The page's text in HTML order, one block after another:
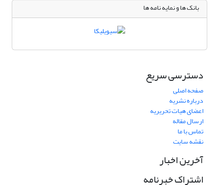
بانک ها و نمایه نامه ها
دسترسی سریع
صفحه اصلی
درباره نشریه
اعضای هیات تحریریه
ارسال مقاله
تماس با ما
نقشه سایت
آخرین اخبار
اشتراک خبرنامه